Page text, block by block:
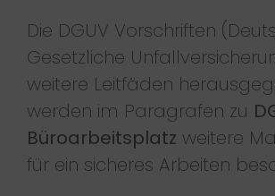
Die DGUV Vorschriften
Gesetzliche
weitere Leitfäden
werden im Paragrafen zu
Büroarbeitsplatz weitere
für ein sicheres Arbeiten